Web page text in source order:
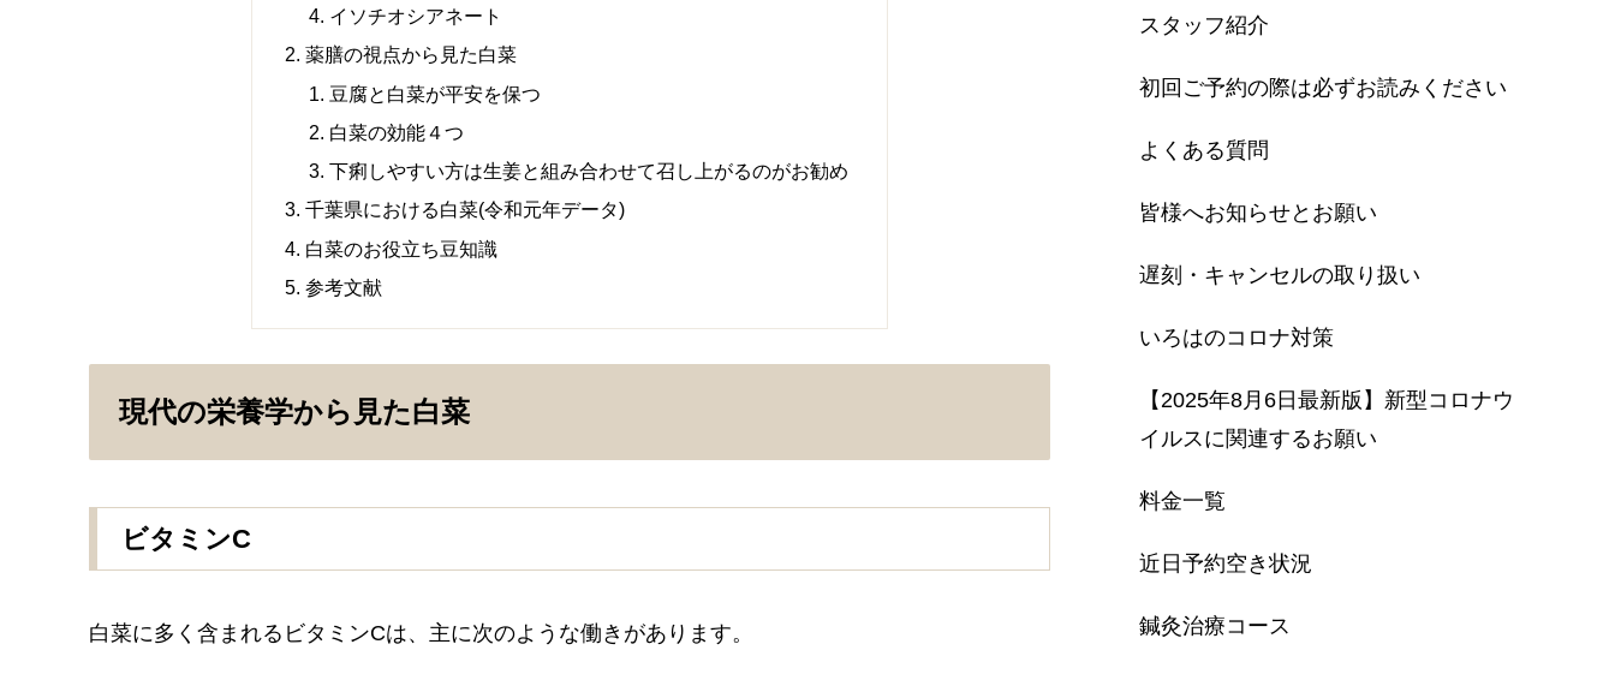
イソチオシアネート
薬膳の視点から見た白菜
豆腐と白菜が平安を保つ
白菜の効能４つ
下痢しやすい方は生姜と組み合わせて召し上がるのがお勧め
千葉県における白菜(令和元年データ)
白菜のお役立ち豆知識
参考文献
現代の栄養学から見た白菜
ビタミンC
白菜に多く含まれるビタミンCは、主に次のような働きがあります。
スタッフ紹介
初回ご予約の際は必ずお読みください
よくある質問
皆様へお知らせとお願い
遅刻・キャンセルの取り扱い
いろはのコロナ対策
【2025年8月6日最新版】新型コロナウ
イルスに関連するお願い
料金一覧
近日予約空き状況
鍼灸治療コース